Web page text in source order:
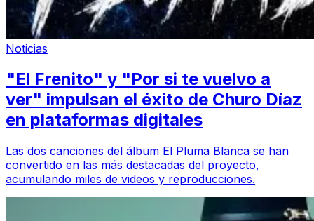
Noticias
"El Frenito" y "Por si te vuelvo a
ver" impulsan el éxito de Churo Díaz
en plataformas digitales
Las dos canciones del álbum El Pluma Blanca se han
convertido en las más destacadas del proyecto,
acumulando miles de videos y reproducciones.